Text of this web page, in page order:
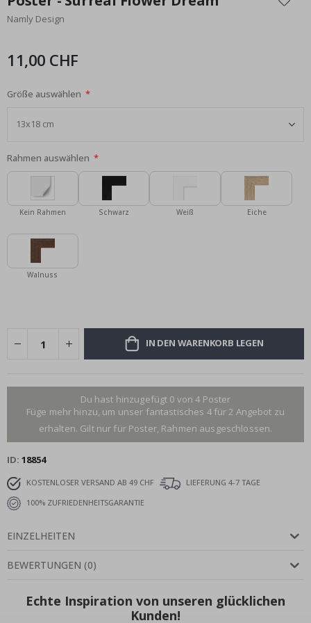
der
Bildgalerie
Namly Design
11,00 CHF
Größe auswählen
Rahmen auswählen
Kein Rahmen Schwarz Weiß Eiche
Walnuss
IN DEN WARENKORB LEGEN
Du hast hinzugefügt 0 von 4 Poster
Füge mehr hinzu, um unser fantastisches 4 für 2 Angebot zu
erhalten. Gilt nur für Poster, Rahmen ausgeschlossen.
ID 18854
KOSTENLOSER VERSAND AB 49 CHF
LIEFERUNG 4-7 TAGE
100% ZUFRIEDENHEITSGARANTIE
EINZELHEITEN
BEWERTUNGEN (0)
Echte Inspiration von unseren glücklichen
Kunden!